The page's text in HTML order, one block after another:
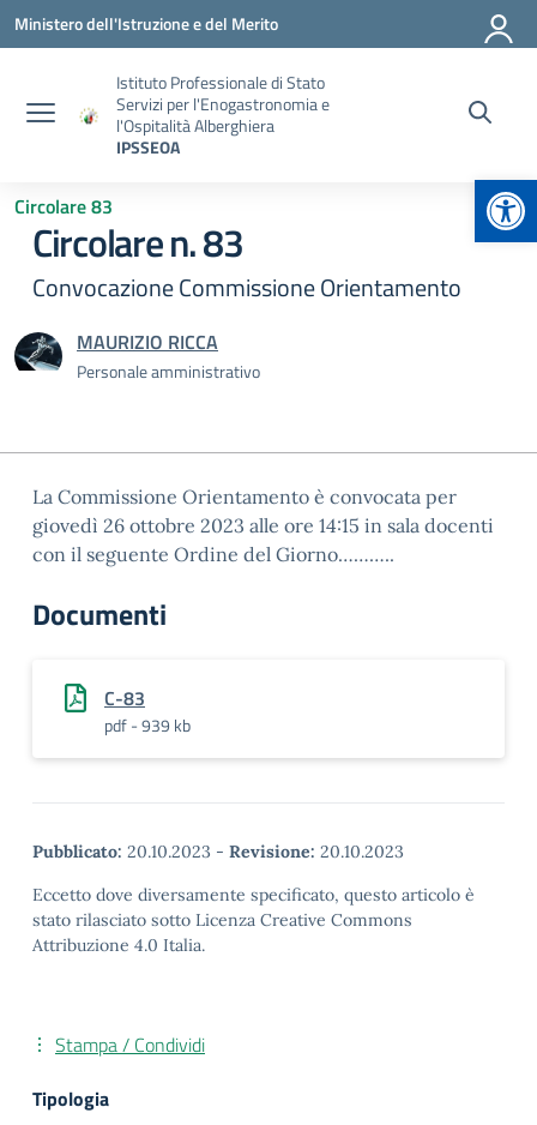
Vai ai contenuti
Vai al menu di navigazione
Vai al footer
Ministero dell'Istruzione e del Merito
Istituto Professionale di Stato
Servizi per l'Enogastronomia e
l'Ospitalità Alberghiera
IPSSEOA
Circolare 83
Circolare n. 83
Convocazione Commissione Orientamento
MAURIZIO RICCA
Personale amministrativo
La Commissione Orientamento è convocata per
giovedì 26 ottobre 2023 alle ore 14:15 in sala docenti
con il seguente Ordine del Giorno………..
Documenti
C-83
pdf - 939 kb
Pubblicato: 20.10.2023 - Revisione: 20.10.2023
Eccetto dove diversamente specificato, questo articolo è
stato rilasciato sotto Licenza Creative Commons
Attribuzione 4.0 Italia.
Stampa / Condividi
Tipologia